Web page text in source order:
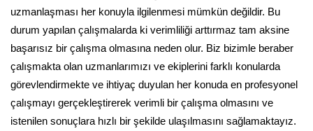
uzmanlaşması her konuyla ilgilenmesi mümkün değildir. Bu
durum yapılan çalışmalarda ki verimliliği arttırmaz tam aksine
başarısız bir çalışma olmasına neden olur. Biz bizimle beraber
çalışmakta olan uzmanlarımızı ve ekiplerini farklı konularda
görevlendirmekte ve ihtiyaç duyulan her konuda en profesyonel
çalışmayı gerçekleştirerek verimli bir çalışma olmasını ve
istenilen sonuçlara hızlı bir şekilde ulaşılmasını sağlamaktayız.